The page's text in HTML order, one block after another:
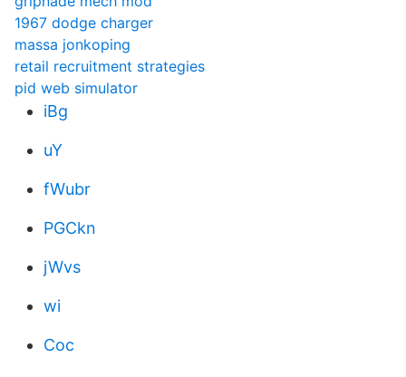
1967 dodge charger
massa jonkoping
retail recruitment strategies
pid web simulator
iBg
uY
fWubr
PGCkn
jWvs
wi
Coc